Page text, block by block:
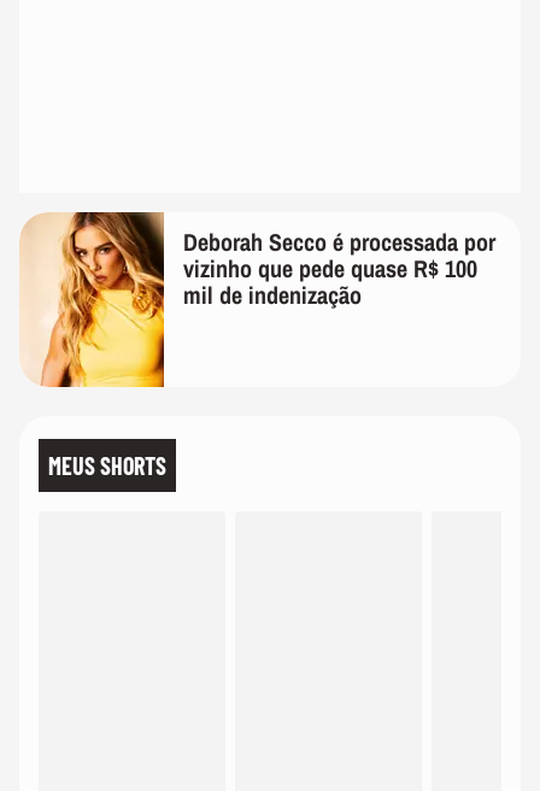
Deborah Secco é processada por
vizinho que pede quase R$ 100
mil de indenização
MEUS SHORTS